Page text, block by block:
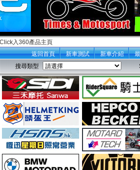
入360產品主頁
返回首頁
新車測試 新車介紹
搜尋類型